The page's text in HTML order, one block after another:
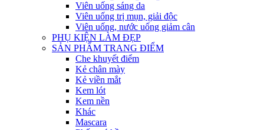
Viên uống sáng da
Viên uống trị mụn, giải độc
Viên uống, nước uống giảm cân
PHỤ KIỆN LÀM ĐẸP
SẢN PHẨM TRANG ĐIỂM
Che khuyết điểm
Kẻ chân mày
Kẻ viền mắt
Kem lót
Kem nền
Khác
Mascara